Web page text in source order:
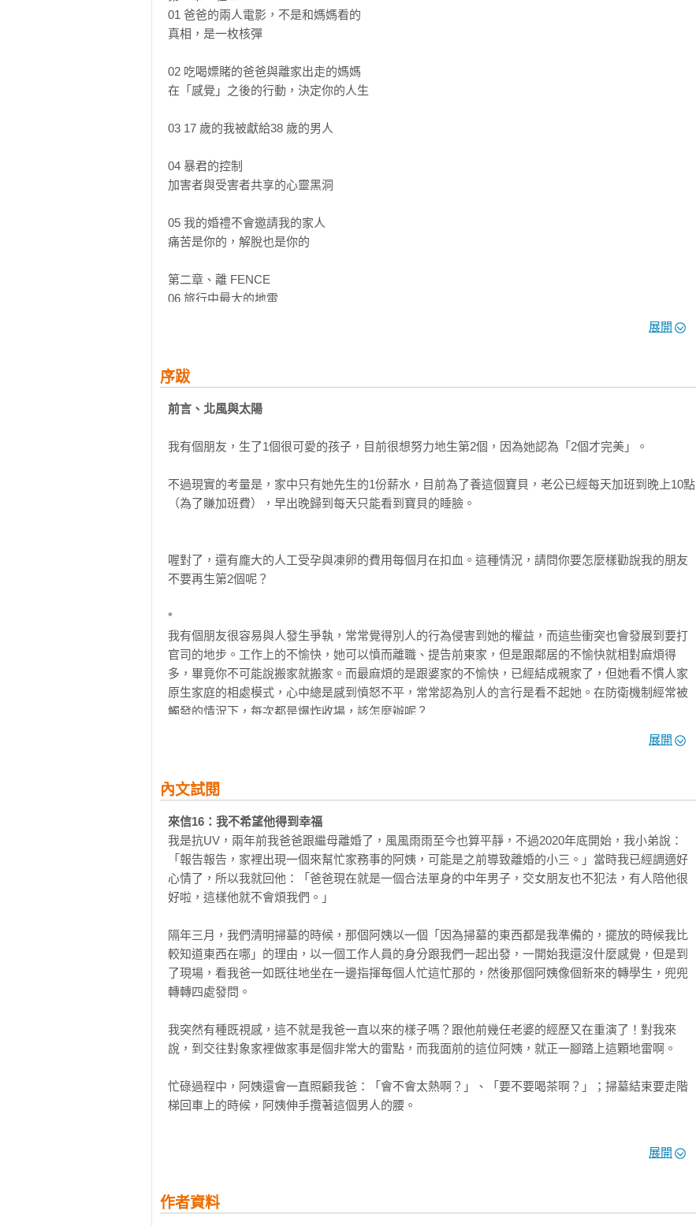
只有當你止息了心中的苦，才真正止息了來自於上一代、上上一代、乃至世世代代的苦。
❝你的內在就像是一群孩子，痛苦則是其中的drama queen，但要記得，你才是這個班的導師！❞
的你、帶傷前行的你，這段路程就如同勇者鬥惡龍的冒險。
✦家家有本難念的經，網友們淚謝推薦
：最近突然對家人產生很多情緒，碰到給媽媽的信那邊，直接在辦公室哭成狗，嗚嗚嗚
：謝謝馬克、瑪麗總是陪伴孤單的靈魂們
01 爸爸的兩人電影，不是和媽媽看的
真相，是一枚核彈
02 吃喝嫖賭的爸爸與離家出走的媽媽
在「感覺」之後的行動，決定你的人生
03 17 歲的我被獻給38 歲的男人
04 暴君的控制
加害者與受害者共享的心靈黑洞
05 我的婚禮不會邀請我的家人
痛苦是你的，解脫也是你的
第二章、離 FENCE
06 旅行中最大的地雷
關係不會自動續訂，好關係要主動經營
08 寄人籬下的無奈：政治立場審查會
最好的關係就是沒有關係
第三章、死 LIVE
面死而生，才能好好活著
12 爸爸走了，我還是每天傳照片給他
不後悔的方式就是現在、立刻、馬上
13 下輩子，還想當你的孫子
第四章、憋 LOOP
16 我不希望他得到幸福
今天開始，從怨靈小隊脫隊
愛不是修好誰，而是陪伴誰
18 阿嬤說男人不能洗碗，我只覺得我媽嫁錯人
別人的認可是虛無的
19 令人擔心的弟弟
家人，只是有血緣關係的他人
20 從小不被愛的我，長成了這樣的人
你得先這麼做，別人的道歉才會有用
展開
序跋
前言、北風與太陽
我有個朋友，生了1個很可愛的孩子，目前很想努力地生第2個，因為她認為「2個才完美」。
不過現實的考量是，家中只有她先生的1份薪水，目前為了養這個寶貝，老公已經每天加班到晚上10點
（為了賺加班費），早出晚歸到每天只能看到寶貝的睡臉。
喔對了，還有龐大的人工受孕與凍卵的費用每個月在扣血。這種情況，請問你要怎麼樣勸說我的朋友
不要再生第2個呢？
*
我有個朋友很容易與人發生爭執，常常覺得別人的行為侵害到她的權益，而這些衝突也會發展到要打
官司的地步。工作上的不愉快，她可以憤而離職、提告前東家，但是跟鄰居的不愉快就相對麻煩得
多，畢竟你不可能說搬家就搬家。而最麻煩的是跟婆家的不愉快，已經結成親家了，但她看不慣人家
原生家庭的相處模式，心中總是感到憤怒不平，常常認為別人的言行是看不起她。在防衛機制經常被
觸發的情況下，每次都是爆炸收場，該怎麼辦呢？
我的朋友搬出了「離婚」這個大絕！任何人看都會覺得是她太容易與人發生爭執，能夠遇到包容她的
你要怎麼勸勸她不要離婚呢？
*
我有個朋友月薪$50,000，但是月支出$200,000。巨大的透支怎麼辦？借高利貸！
信貸、二胎車貸、當鋪典當，各種能夠借錢的方式他都去借，不問利率高低，不問還款條件，借
$60,000十天後就要還$12,000的利息！這是什麼搶劫人的生意呀？也太好賺了吧！？
在高利貸與銀行信用貸款的催繳下，他選擇先還銀行錢，因為擔心如果不繳銀行的，自己的信用分數
會被扣分，以後更難借錢⋯⋯
錢還不出來了怎麼辦？盜用公款囉。現在東窗事發了，請問你要怎麼幫助他？
當我們遇到這種「你怎麼會做出這個決定啊？」、「你到底腦子在想什麼啊？」的情況，我們的直覺
常常是驚訝混雜著憤怒，還有深深地不理解與失望；反應出的行為就是責罵、否定、拉遠距離，限制
害，所以我們質疑他的決定，不信任他，要把他孤立起來，讓他不能再作怪。
錢，他們只是以為，那是最快可以被這個世界認可、最快讓人感到羨慕、最快獲得敬重的方式。
展開
內文試閱
來信16：我不希望他得到幸福
我是抗UV，兩年前我爸爸跟繼母離婚了，風風雨雨至今也算平靜，不過2020年底開始，我小弟說：
「報告報告，家裡出現一個來幫忙家務事的阿姨，可能是之前導致離婚的小三。」當時我已經調適好
心情了，所以我就回他：「爸爸現在就是一個合法單身的中年男子，交女朋友也不犯法，有人陪他很
好啦，這樣他就不會煩我們。」
隔年三月，我們清明掃墓的時候，那個阿姨以一個「因為掃墓的東西都是我準備的，擺放的時候我比
較知道東西在哪」的理由，以一個工作人員的身分跟我們一起出發，一開始我還沒什麼感覺，但是到
了現場，看我爸一如既往地坐在一邊指揮每個人忙這忙那的，然後那個阿姨像個新來的轉學生，兜兜
轉轉四處發問。
我突然有種既視感，這不就是我爸一直以來的樣子嗎？跟他前幾任老婆的經歷又在重演了！對我來
說，到交往對象家裡做家事是個非常大的雷點，而我面前的這位阿姨，就正一腳踏上這顆地雷啊。
忙碌過程中，阿姨還會一直照顧我爸：「會不會太熱啊？」、「要不要喝茶啊？」；掃墓結束要走階
梯回車上的時候，阿姨伸手攬著這個男人的腰。
覺。阿姨，妳搞錯了吧，我爸他是一個脾氣超爛，控制欲超強，根本是超強颱風、超大地震震央一般
展開
作者資料